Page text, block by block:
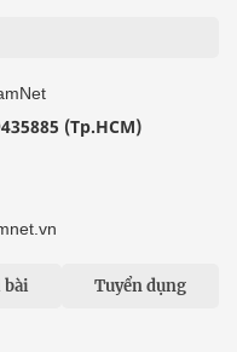
(Tp.HCM)
bài Tuyển dụng